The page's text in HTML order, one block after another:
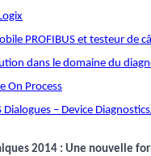
PROFIBUS et testeur de
dans le domaine du
On Process
Dialogues – Device
2014 : Une nouvelle